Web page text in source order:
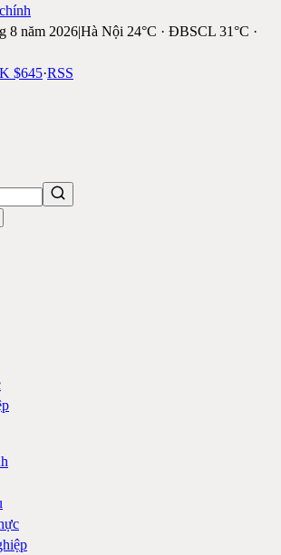
8 năm 2026|Hà Nội 24°C · ĐBSCL 31°C ·
$645·RSS